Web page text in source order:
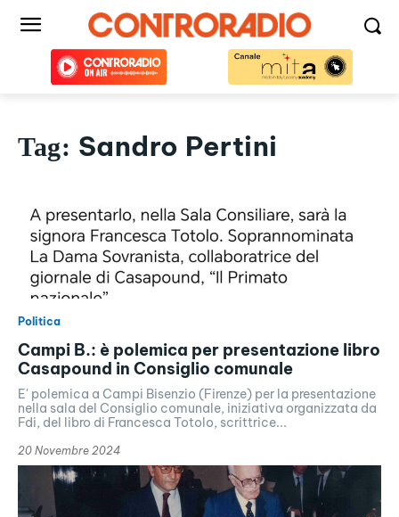
Tag: Sandro Pertini
Politica
Campi B.: è polemica per presentazione libro
Casapound in Consiglio comunale
E' polemica a Campi Bisenzio (Firenze) per la presentazione
nella sala del Consiglio comunale, iniziativa organizzata da
Fdi, del libro di Francesca Totolo, scrittrice...
20 Novembre 2024